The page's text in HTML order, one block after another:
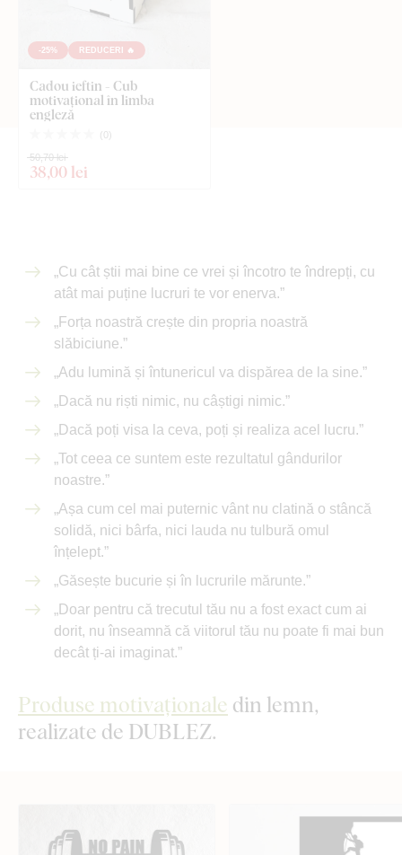
-25% REDUCERI 🔥
Cadou ieftin - Cub
motivațional în limba
engleză
( 0)
38,00 lei
50,70 lei
„Cu cât știi mai bine ce vrei și încotro te îndrepți, cu
atât mai puține lucruri te vor enerva.”
„Forța noastră crește din propria noastră
slăbiciune.”
„Adu lumină și întunericul va dispărea de la sine.”
„Dacă nu riști nimic, nu câștigi nimic.”
„Dacă poți visa la ceva, poți și realiza acel lucru.”
„Tot ceea ce suntem este rezultatul gândurilor
noastre.”
„Așa cum cel mai puternic vânt nu clatină o stâncă
solidă, nici bârfa, nici lauda nu tulbură omul
înțelept.”
„Găsește bucurie și în lucrurile mărunte.”
„Doar pentru că trecutul tău nu a fost exact cum ai
dorit, nu înseamnă că viitorul tău nu poate fi mai bun
decât ți-ai imaginat.”
Produse motivaționale din lemn,
realizate de DUBLEZ.